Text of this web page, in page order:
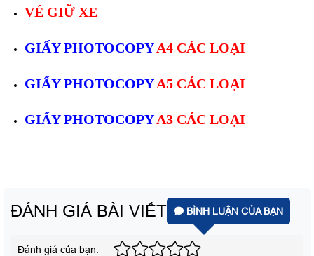
VÉ GIỮ XE
GIẤY PHOTOCOPYA4 CÁC LOẠI
GIẤY PHOTOCOPYA5 CÁC LOẠI
GIẤY PHOTOCOPYA3 CÁC LOẠI
ĐÁNH GIÁ BÀI VIẾT BÌNH LUẬN CỦA BẠN
Đánh giá của bạn: